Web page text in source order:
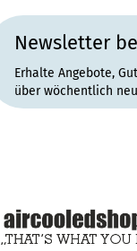
Newsletter
Erhalte Angebote,
über wöchentlich